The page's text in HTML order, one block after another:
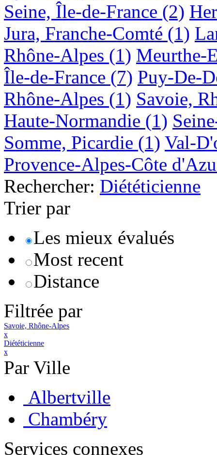
Seine, Île-de-France (2)
Jura, Franche-Comté (1)
Rhône-Alpes (1) Meurthe-
Île-de-France (7) Puy-De-
Rhône-Alpes (1) Savoie,
Haute-Normandie (1)
Somme, Picardie (1) Val-
Provence-Alpes-Côte
Rechercher: Diététicienne
Trier par
Les mieux évalués
Most recent
Distance
Filtrée par
Savoie, Rhône-Alpes
x
Diététicienne
x
Par Ville
Albertville
Chambéry
Services connexes